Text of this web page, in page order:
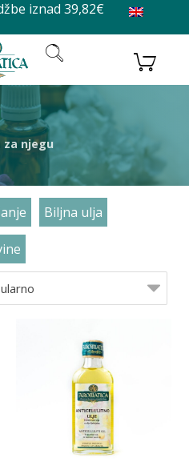
iznad 39,82€
za njegu
Biljna ulja